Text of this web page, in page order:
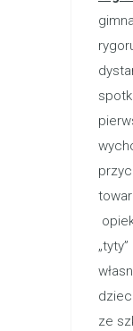
ze